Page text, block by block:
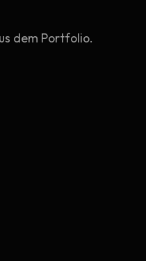
dem Portfolio.